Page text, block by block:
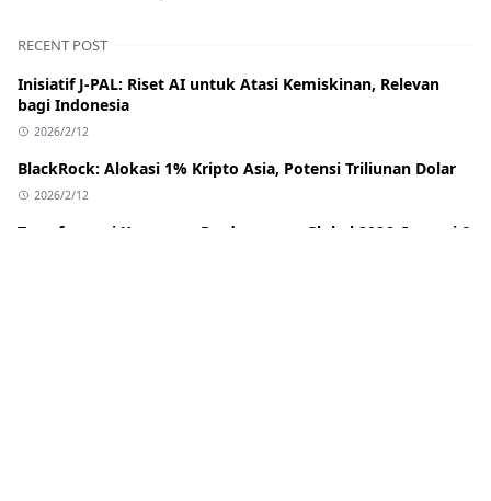
RECENT POST
Inisiatif J-PAL: Riset AI untuk Atasi Kemiskinan, Relevan
bagi Indonesia
2026/2/12
BlackRock: Alokasi 1% Kripto Asia, Potensi Triliunan Dolar
2026/2/12
Transformasi Keuangan Perdagangan Global 2026: Inovasi &